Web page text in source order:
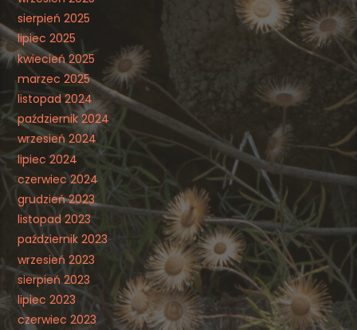
sierpień 2025
lipiec 2025
kwiecień 2025
marzec 2025
listopad 2024
październik 2024
wrzesień 2024
lipiec 2024
czerwiec 2024
grudzień 2023
listopad 2023
październik 2023
wrzesień 2023
sierpień 2023
lipiec 2023
czerwiec 2023